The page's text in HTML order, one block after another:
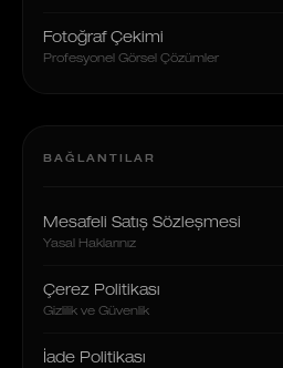
Fotoğraf Çekimi
Profesyonel Görsel Çözümler
BAĞLANTILAR
Mesafeli Satış Sözleşmesi
Yasal Haklarınız
Çerez Politikası
Gizlilik ve Güvenlik
İade Politikası